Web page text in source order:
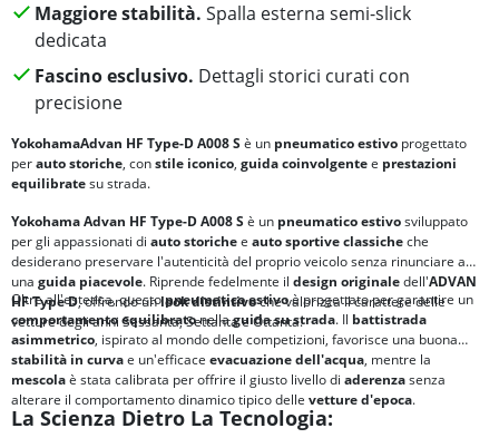
Maggiore stabilità. Spalla esterna semi-slick
dedicata
Fascino esclusivo. Dettagli storici curati con
precisione
YokohamaAdvan HF Type-D A008 S è un pneumatico estivo progettato
perauto storiche, constile iconico, guida coinvolgentee prestazioni
equilibratesu strada.
Yokohama Advan HF Type-D A008 S è un pneumatico estivosviluppato
per gli appassionati di auto storichee auto sportive classicheche
desiderano preservare l'autenticità del proprio veicolo senza rinunciare a
una guida piacevole. Riprende fedelmente il design originaledell'ADVAN
HF Type D, offrendo unlook distintivoche valorizza il carattere delle
vetture degli anni Sessanta, Settanta e Ottanta.
Oltre all'estetica, questopneumatico estivoè progettato per garantire un
comportamento equilibratonellaguida su strada. Il battistrada
asimmetrico, ispirato al mondo delle competizioni, favorisce una buona
stabilità in curvae un'efficace evacuazione dell'acqua, mentre la
mescolaè stata calibrata per offrire il giusto livello di aderenzasenza
alterare il comportamento dinamico tipico delle vetture d'epoca.
La Scienza Dietro La Tecnologia: